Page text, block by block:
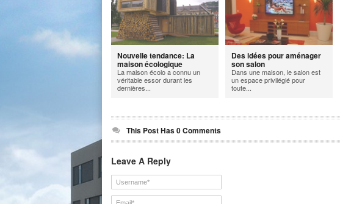
Nouvelle tendance: La
maison écologique
La maison écolo a connu un
véritable essor durant les
dernières...
Des idées pour aménager
son salon
Dans une maison, le salon est
un espace privilégié pour
toute...
This Post Has 0 Comments
Leave A Reply